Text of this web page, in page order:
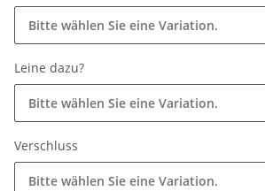
Bitte wählen Sie eine Variation.
Leine dazu?
Bitte wählen Sie eine Variation.
Verschluss
Bitte wählen Sie eine Variation.